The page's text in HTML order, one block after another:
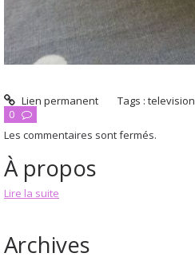
Lien permanent Tags :television
0
Les commentaires sont fermés.
À propos
Lire la suite
Archives